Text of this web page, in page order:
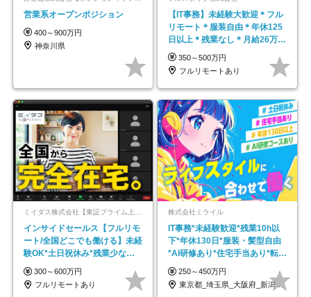
営業系オープンポジション
400～900万円
神奈川県
【IT事務】未経験大歓迎＊フル
リモート＊服装自由＊年休125
日以上＊残業なし＊月給26万円
以上
350～500万円
フルリモートあり
インサイドセールス【フルリモ
ート/全国どこでも働ける】未経
験OK*土日祝休み*残業少なめ*
在宅勤務手当あり
300～600万円
フルリモートあり
株式会社ミライル
IT事務*未経験歓迎*残業10h以
下*年休130日*服装・髪型自由
*AI研修あり*住宅手当あり*転勤
なし
250～450万円
東京都_埼玉県_大阪府_新潟県_福岡県